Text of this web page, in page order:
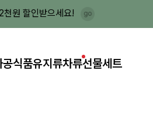
천원 할인받으세요!
공식품유지류차류선물세트